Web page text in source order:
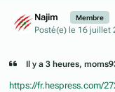
Najim Membre
Posté(e) le 16 juillet
Il y a 3 heures,
https://fr.hespress.com/